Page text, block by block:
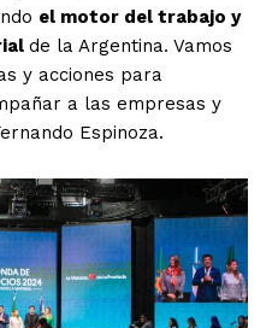
el motor del trabajo y
de la Argentina. Vamos
y acciones para
a las empresas y
Espinoza.